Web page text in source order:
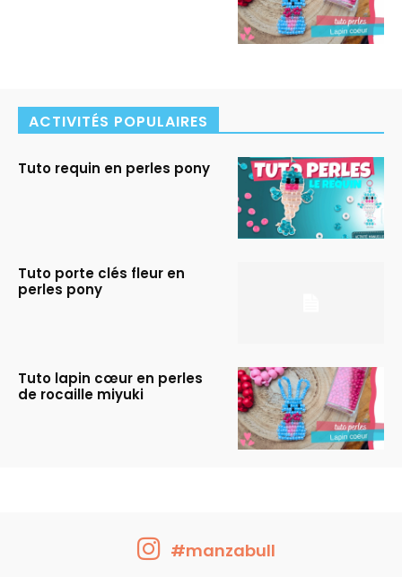
ACTIVITÉS POPULAIRES
Tuto requin en perles pony
Tuto porte clés fleur en
perles pony
Tuto lapin cœur en perles
de rocaille miyuki
#manzabull